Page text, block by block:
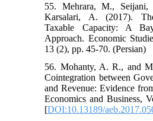
55. Mehrara, M., Seijani,
Karsalari, A. (2017).
Taxable Capacity: A
Approach. Economic
13 (2), pp. 45-70. (Persian)
56. Mohanty, A. R., and
Cointegration between
and Revenue: Evidence
Economics and Business,
[DOI:10.13189/